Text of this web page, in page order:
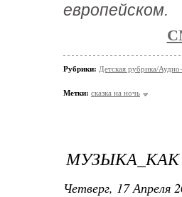
европейском.
Рубрики: Детская рубрика/
Метки: сказка на ночь
Четверг, 17 Апреля